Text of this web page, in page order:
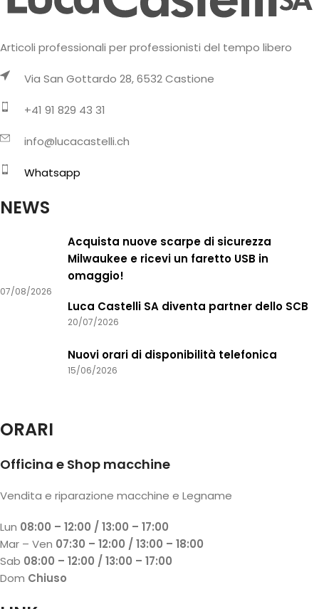
Articoli professionali per professionisti del tempo libero
Via San Gottardo 28, 6532 Castione
+41 91 829 43 31
info@lucacastelli.ch
Whatsapp
NEWS
Acquista nuove scarpe di sicurezza
Milwaukee e ricevi un faretto USB in
omaggio!
07/08/2026
Luca Castelli SA diventa partner dello SCB
20/07/2026
Nuovi orari di disponibilità telefonica
15/06/2026
ORARI
Officina e Shop macchine
Vendita e riparazione macchine e Legname
Lun 08:00 – 12:00 / 13:00 – 17:00
Mar – Ven 07:30 – 12:00 / 13:00 – 18:00
Sab 08:00 – 12:00 / 13:00 – 17:00
Dom Chiuso